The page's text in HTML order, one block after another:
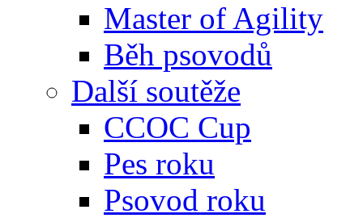
Master of Agility
Běh psovodů
Další soutěže
CCOC Cup
Pes roku
Psovod roku